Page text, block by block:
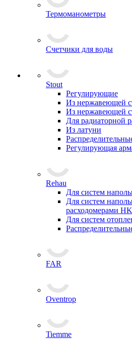
Термоманометры
Счетчики для воды
Stout
Регулирующие
Из нержавеющей
Из нержавеющей
Для радиаторной
Из латуни
Регулирующая
Rehau
Для систем
Для систем
расходомерами
Для систем
FAR
Oventrop
Tiemme